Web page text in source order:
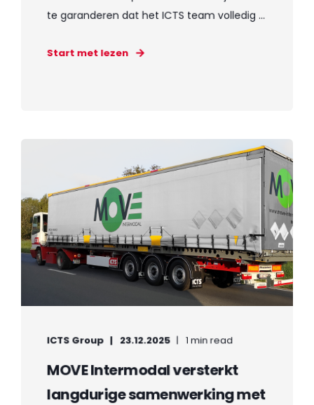
te garanderen dat het ICTS team volledig ...
Start met lezen
ICTS Group 23.12.2025 1 min read
MOVE Intermodal versterkt
langdurige samenwerking met